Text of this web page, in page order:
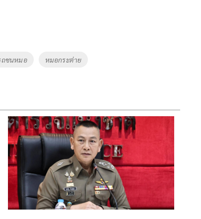
ถชนหมอ หมอกระต่าย